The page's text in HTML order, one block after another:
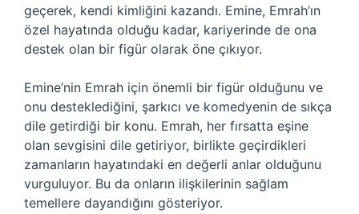
geçerek, kendi kimliğini kazandı. Emine, Emrah’ın
özel hayatında olduğu kadar, kariyerinde de ona
destek olan bir figür olarak öne çıkıyor.
Emine’nin Emrah için önemli bir figür olduğunu ve
onu desteklediğini, şarkıcı ve komedyenin de sıkça
dile getirdiği bir konu. Emrah, her fırsatta eşine
olan sevgisini dile getiriyor, birlikte geçirdikleri
zamanların hayatındaki en değerli anlar olduğunu
vurguluyor. Bu da onların ilişkilerinin sağlam
temellere dayandığını gösteriyor.